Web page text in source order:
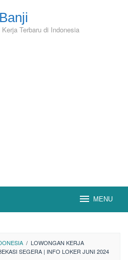
Banji
Terbaru di Indonesia
MENU
/ LOWONGAN KERJA
SEGERA | INFO LOKER JUNI 2024